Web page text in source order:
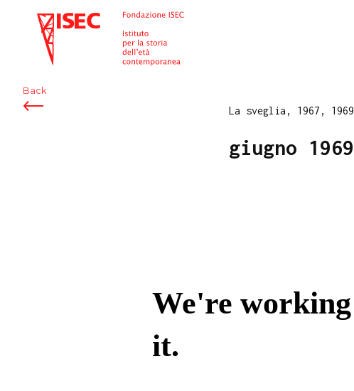
ISEC
Back
La sveglia, 1967, 1969
giugno 1969